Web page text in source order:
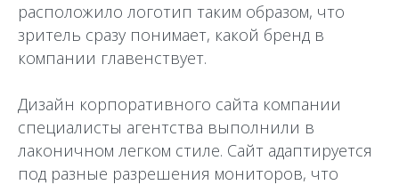
расположило логотип таким образом, что
зритель сразу понимает, какой бренд в
компании главенствует.
Дизайн корпоративного сайта компании
специалисты агентства выполнили в
лаконичном легком стиле. Сайт адаптируется
под разные разрешения мониторов, что